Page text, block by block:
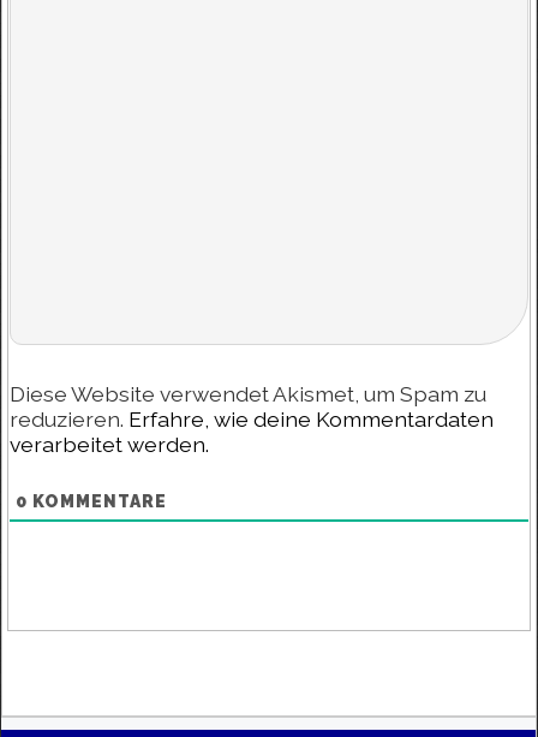
Diese Website verwendet Akismet, um Spam zu
reduzieren. Erfahre, wie deine Kommentardaten
verarbeitet werden.
0 KOMMENTARE